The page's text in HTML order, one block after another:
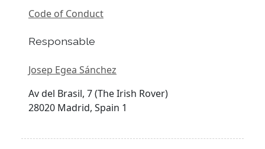
Code of Conduct
Responsable
Josep Egea Sánchez
Av del Brasil, 7 (The Irish Rover)
28020 Madrid, Spain 1